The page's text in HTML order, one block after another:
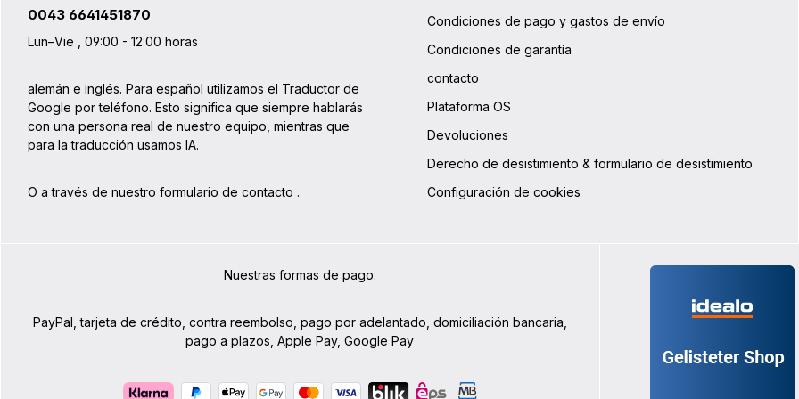
en el centro en las bolsas inferior
especialmente fácil. Los
bolsillo de malla adicional en el
y en el exterior para guardar
modular, las bolsas también
llevarse sólo una o dos bolsas
Bike-Packers y Velo-Shoppers Datos
técnicos Volumen: 17 LPeso: 320
inferior: 23 cmAltura: 40
cmProfundidad: 16 cmMaterial:
0043 6641451870
Lun–Vie , 09:00 - 12:00 horas
alemán e inglés. Para español utilizamos el Traductor de
Google por teléfono. Esto significa que siempre hablarás
con una persona real de nuestro equipo, mientras que
para la traducción usamos IA.
O a través de nuestro formulario de contacto .
Condiciones de pago y gastos de envío
Condiciones de garantía
contacto
Plataforma OS
Devoluciones
Derecho de desistimiento & formulario de desistimiento
Configuración de cookies
Nuestras formas de pago:
PayPal, tarjeta de crédito, contra reembolso, pago por adelantado, domiciliación bancaria,
pago a plazos, Apple Pay, Google Pay